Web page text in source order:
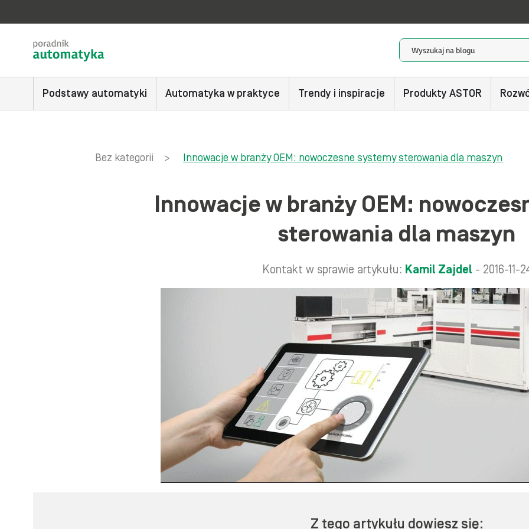
Podstawy automatyki Automatyka w praktyce Trendy i inspiracje Produkty ASTOR
Bez kategorii > Innowacje w branży OEM: nowoczesne systemy sterowania dla maszyn
Innowacje w branży OEM:
sterowania dla maszyn
Kontakt w sprawie artykułu: Kamil Zajdel - 2016-11-
Z tego artykułu dowiesz się: